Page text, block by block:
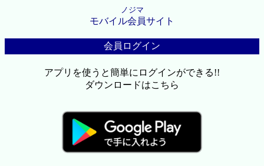
ノジマ
モバイル会員サイト
会員ログイン
アプリを使うと簡単にログインができる!!
ダウンロードはこちら